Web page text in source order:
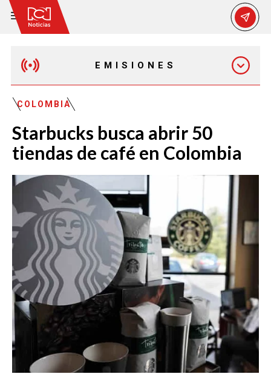
EMISIONES
EMISIÓN 12:30 PM
EMISIÓN 11:30 PM
COLOMBIA
Starbucks busca abrir 50
tiendas de café en Colombia